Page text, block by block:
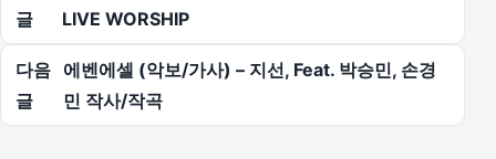
글
LIVE WORSHIP
다음
글
에벤에셀 (악보/가사) – 지선, Feat. 박승민, 손경
민 작사/작곡